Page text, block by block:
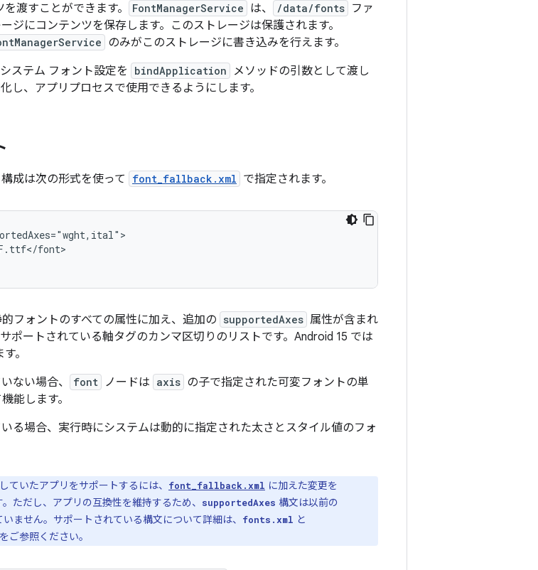
渡すことができます。
FontManagerService は、 /data/fonts ファ
ジにコンテンツを保存します。このストレージは保護されます。
のみがこのストレージに書き込みを行えます。
ステム フォント設定を bindApplication
メソッドの引数として渡し
し、アプリプロセスで使用できるようにします。
成は次の形式を使って font_fallback.xml で指定されます。
font>
フォントのすべての属性に加え、追加の supportedAxes 属性が含まれ
ポートされている軸タグのカンマ区切りのリストです。Android 15 では
。
ない場合、 font ノードは axis の子で指定された可変フォントの単
能します。
る場合、実行時にシステムは動的に指定された太さとスタイル値のフォ
ていたアプリをサポートするには、 font_fallback.xml に加えた変更を
ただし、アプリの互換性を維持するため、 supportedAxes 構文は以前の
ません。サポートされている構文について詳細は、 fonts.xml と
ご参照ください。